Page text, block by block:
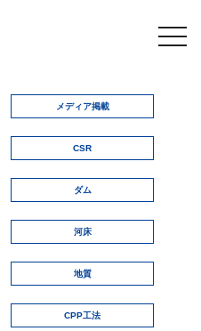
メディア掲載
CSR
ダム
河床
地質
CPP工法